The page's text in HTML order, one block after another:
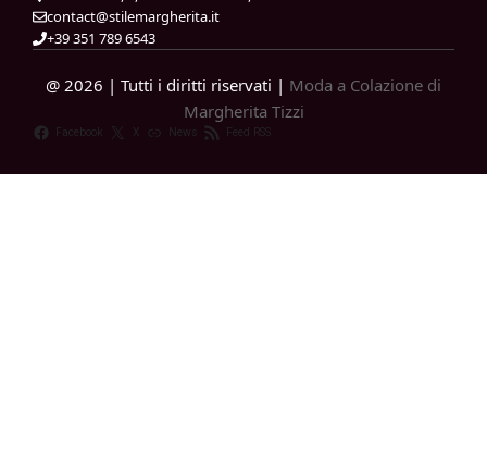
contact@stilemargherita.it
+39 351 789 6543
@ 2026 | Tutti i diritti riservati | Moda a Colazione di
Margherita Tizzi
Facebook X News Feed RSS